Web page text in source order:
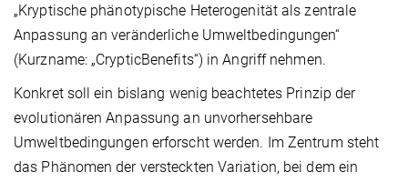
„Kryptische phänotypische Heterogenität als zentrale
Anpassung an veränderliche Umweltbedingungen“
(Kurzname: „CrypticBenefits“) in Angriff nehmen.
Konkret soll ein bislang wenig beachtetes Prinzip der
evolutionären Anpassung an unvorhersehbare
Umweltbedingungen erforscht werden. Im Zentrum steht
das Phänomen der versteckten Variation, bei dem ein